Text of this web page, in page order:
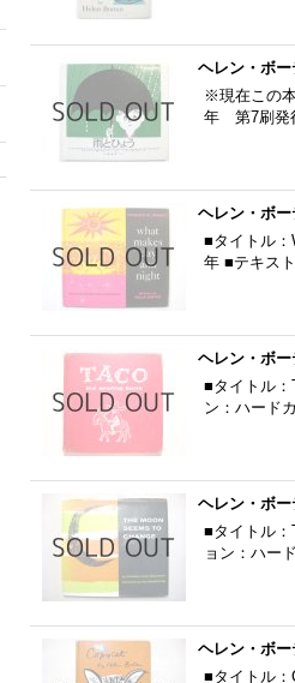
ヘレン・ボ
※現在この
年 第7刷発
ヘレン・ボ
■タイトル
年 ■テキス
ヘレン・ボ
■タイトル：
ン：ハード
ヘレン・ボ
■タイトル
ョン：ハー
ヘレン・ボ
■タイトル